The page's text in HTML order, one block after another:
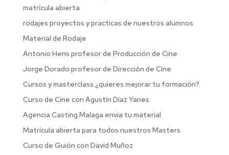
matrícula abierta
rodajes proyectos y practicas de nuestros alumnos
Material de Rodaje
Antonio Hens profesor de Producción de Cine
Jorge Dorado profesor de Dirección de Cine
Cursos y masterclass ¿quieres mejorar tu formación?
Curso de Cine con Agustín Díaz Yanes
Agencia Casting Malaga envia tu material
Matrícula abierta para todos nuestros Masters
Curso de Guión con David Muñoz